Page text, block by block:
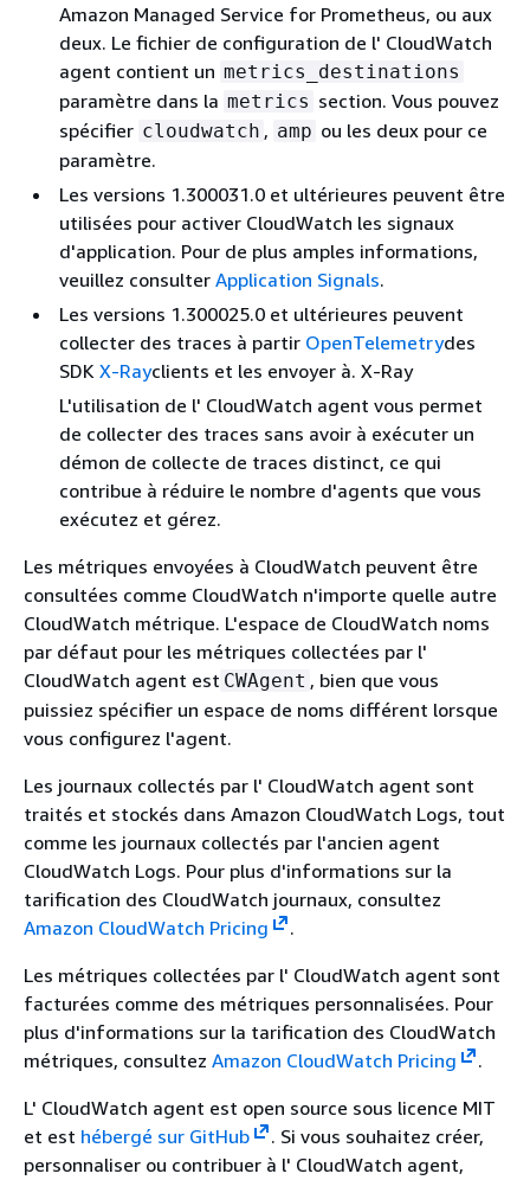
Amazon Managed Service for Prometheus, ou aux
deux. Le fichier de configuration de l' CloudWatch
agent contient un metrics_destinations
paramètre dans la metrics section. Vous pouvez
spécifier cloudwatch , amp ou les deux pour ce
paramètre.
Les versions 1.300031.0 et ultérieures peuvent être
utilisées pour activer CloudWatch les signaux
d'application. Pour de plus amples informations,
veuillez consulter Application Signals.
Les versions 1.300025.0 et ultérieures peuvent
collecter des traces à partir OpenTelemetrydes
SDK X-Rayclients et les envoyer à. X-Ray
L'utilisation de l' CloudWatch agent vous permet
de collecter des traces sans avoir à exécuter un
démon de collecte de traces distinct, ce qui
contribue à réduire le nombre d'agents que vous
exécutez et gérez.
Les métriques envoyées à CloudWatch peuvent être
consultées comme CloudWatch n'importe quelle autre
CloudWatch métrique. L'espace de CloudWatch noms
par défaut pour les métriques collectées par l'
CloudWatch agent est CWAgent , bien que vous
puissiez spécifier un espace de noms différent lorsque
vous configurez l'agent.
Les journaux collectés par l' CloudWatch agent sont
traités et stockés dans Amazon CloudWatch Logs, tout
comme les journaux collectés par l'ancien agent
CloudWatch Logs. Pour plus d'informations sur la
tarification des CloudWatch journaux, consultez
Amazon CloudWatch Pricing
.
Les métriques collectées par l' CloudWatch agent sont
facturées comme des métriques personnalisées. Pour
plus d'informations sur la tarification des CloudWatch
métriques, consultez Amazon CloudWatch Pricing
.
L' CloudWatch agent est open source sous licence MIT
et est hébergé sur GitHub
. Si vous souhaitez créer,
personnaliser ou contribuer à l' CloudWatch agent,